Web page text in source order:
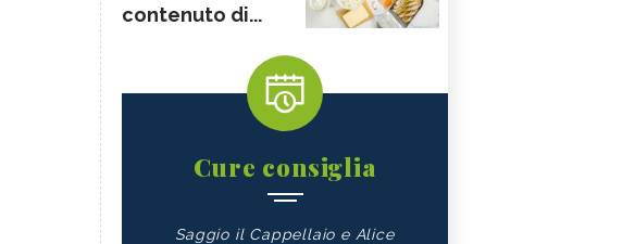
contenuto di...
Cure consiglia
Saggio il Cappellaio e Alice